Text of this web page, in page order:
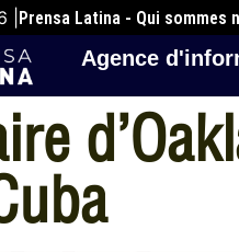
Prensa Latina - Qui sommes
Agence